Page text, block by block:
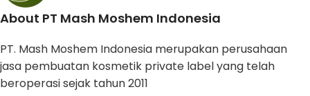
About PT Mash Moshem Indonesia
PT. Mash Moshem Indonesia merupakan perusahaan
jasa pembuatan kosmetik private label yang telah
beroperasi sejak tahun 2011